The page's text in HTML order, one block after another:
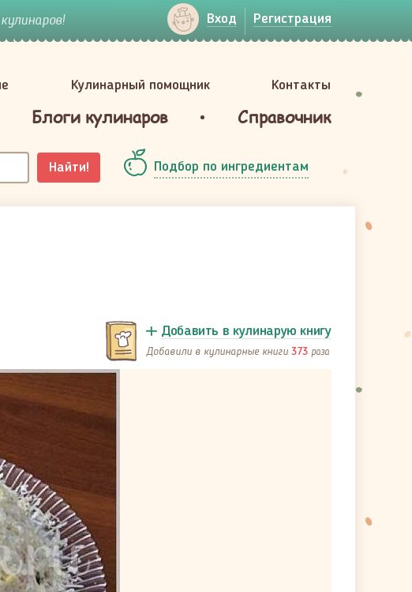
Вход Регистрация
Кулинарный помощник Контакты
Блоги кулинаров Справочник
Найти! Подбор по ингредиентам
Добавить в кулинарую книгу
Добавили в кулинарные книги 373 раза